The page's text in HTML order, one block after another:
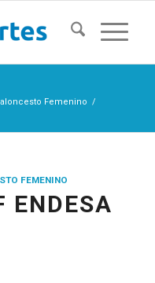
Femenino /
FEMENINO
ENDESA